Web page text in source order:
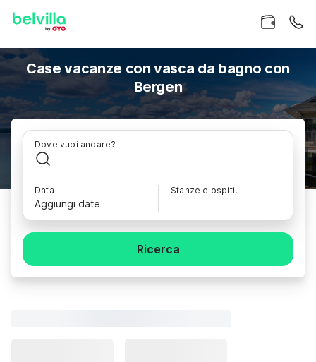
Case vacanze con vasca da bagno con
Bergen
Dove vuoi andare?
Data
Aggiungi date
Stanze e ospiti,
Ricerca